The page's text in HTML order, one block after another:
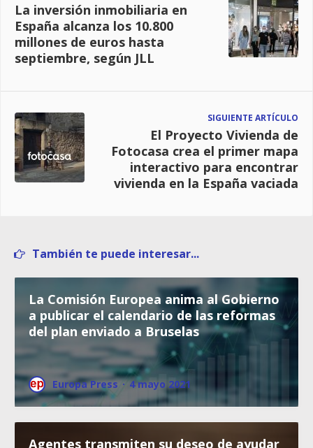
La inversión inmobiliaria en
España alcanza los 10.800
millones de euros hasta
septiembre, según JLL
SIGUIENTE ARTÍCULO
El Proyecto Vivienda de
Fotocasa crea el primer mapa
interactivo para encontrar
vivienda en la España vaciada
También te puede interesar...
La Comisión Europea anima al Gobierno
a publicar el calendario de las reformas
del plan enviado a Bruselas
Europa Press · 4 mayo 2021
Agentes transmiten su deseo de ayudar